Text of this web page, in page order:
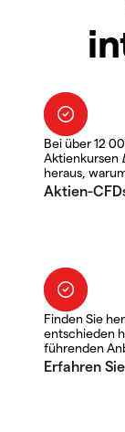
Bei über 12
Aktienkursen
heraus,
Finden Sie
entschieden
führenden